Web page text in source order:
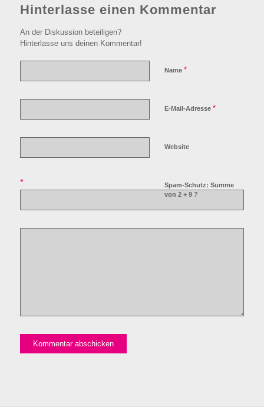
Hinterlasse einen Kommentar
An der Diskussion beteiligen?
Hinterlasse uns deinen Kommentar!
Name *
E-Mail-Adresse *
Website
Spam-Schutz: Summe
von 2 + 9 ?
*